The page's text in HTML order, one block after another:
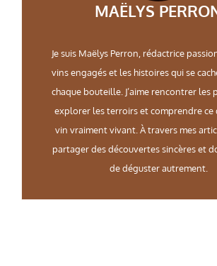
MAËLYS
Je suis Maëlys Perron, rédactrice
vins engagés et les histoires qui se
chaque bouteille. J’aime rencontrer les
explorer les terroirs et comprendre ce
vin vraiment vivant. À travers mes
partager des découvertes sincères et
de déguster autrement.